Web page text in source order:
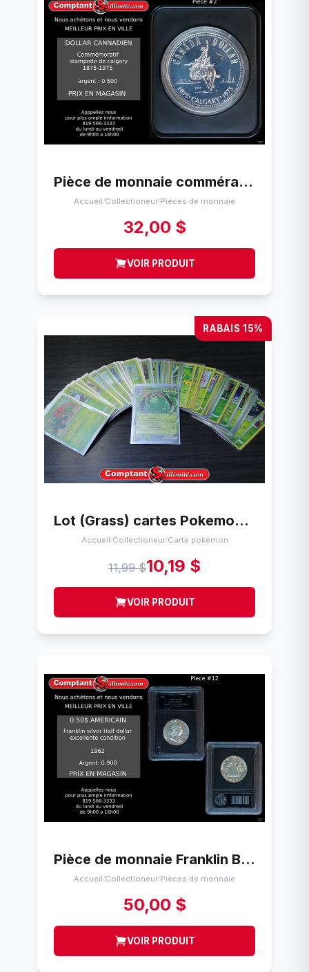
Pièce de monnaie commératif du calgary Stampede canada 1875-1975
Accueil/Collectioneur/Pièces de monnaie
32,00 $
VOIR PRODUIT
RABAIS 15%
Lot (Grass) cartes Pokemon (51)
Accueil/Collectioneur/Carte pokémon
11,99 $10,19 $
VOIR PRODUIT
Pièce de monnaie Franklin Bell of Liberty Usa 1962
Accueil/Collectioneur/Pièces de monnaie
50,00 $
VOIR PRODUIT